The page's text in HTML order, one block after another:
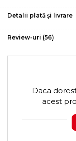
Detalii plată și livrare
Review-uri (56)
Daca
acest